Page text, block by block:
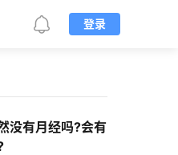
登录
没有月经吗?会有